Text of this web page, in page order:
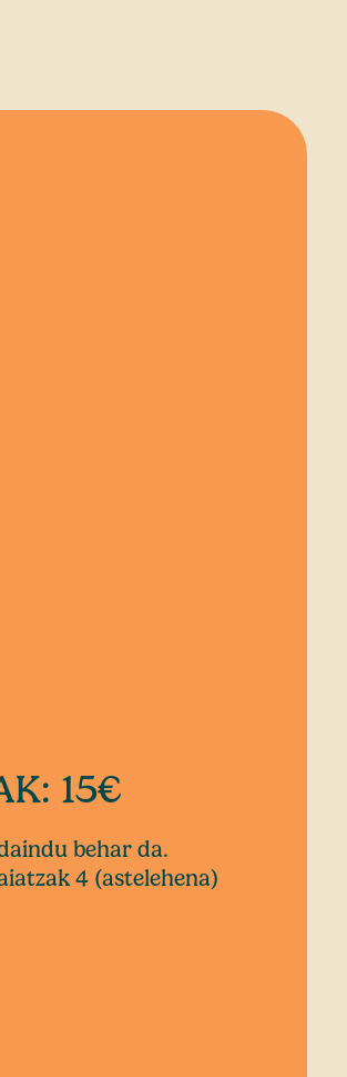
15€
behar da.
4 (astelehena)